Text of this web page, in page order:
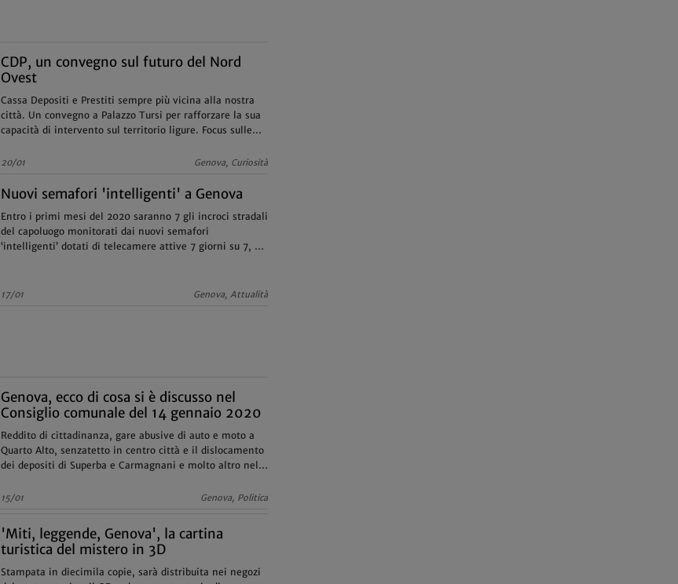
CDP, un convegno sul futuro del Nord
Ovest
Cassa Depositi e Prestiti sempre più vicina alla nostra
città. Un convegno a Palazzo Tursi per rafforzare la sua
capacità di intervento sul territorio ligure. Focus sulle
20/01 Genova, Curiosità
Nuovi semafori 'intelligenti' a Genova
Entro i primi mesi del 2020 saranno 7 gli incroci stradali
del capoluogo monitorati dai nuovi semafori
‘intelligenti’ dotati di telecamere attive 7 giorni su 7, 24
17/01 Genova, Attualità
Genova, ecco di cosa si è discusso nel
Consiglio comunale del 14 gennaio 2020
Reddito di cittadinanza, gare abusive di auto e moto a
Quarto Alto, senzatetto in centro città e il dislocamento
dei depositi di Superba e Carmagnani e molto altro nella
15/01 Genova, Politica
'Miti, leggende, Genova', la cartina
turistica del mistero in 3D
Stampata in diecimila copie, sarà distribuita nei negozi